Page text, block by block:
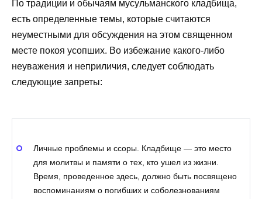
По традиции и обычаям мусульманского кладбища,
есть определенные темы, которые считаются
неуместными для обсуждения на этом священном
месте покоя усопших. Во избежание какого-либо
неуважения и неприличия, следует соблюдать
следующие запреты:
Личные проблемы и ссоры. Кладбище — это место
для молитвы и памяти о тех, кто ушел из жизни.
Время, проведенное здесь, должно быть посвящено
воспоминаниям о погибших и соболезнованиям